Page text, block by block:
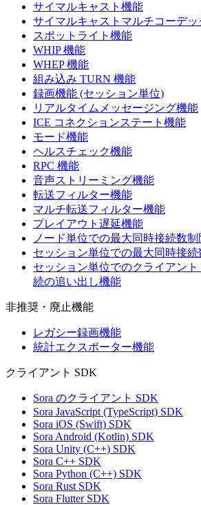
サイマルキャスト機能
サイマルキャストマルチコーデッ
スポットライト機能
WHIP 機能
WHEP 機能
組み込み TURN 機能
録画機能 (セッション単位)
リアルタイムメッセージング機能
ICE コネクションステート機能
モード機能
ヘルスチェック機能
RPC 機能
音声ストリーミング機能
転送フィルター機能
マルチ転送フィルター機能
プレイアウト遅延機能
ノード単位での最大同時接続数
セッション単位での最大同時接
セッション単位でのクライアン
続の追い出し機能
非推奨・廃止機能
レガシー録画機能
統計エクスポーター機能
クライアント SDK
Sora のクライアント SDK
Sora JavaScript (TypeScript) SDK
Sora iOS (Swift) SDK
Sora Android (Kotlin) SDK
Sora Unity (C++) SDK
Sora C++ SDK
Sora Python (C++) SDK
Sora Rust SDK
Sora Flutter SDK